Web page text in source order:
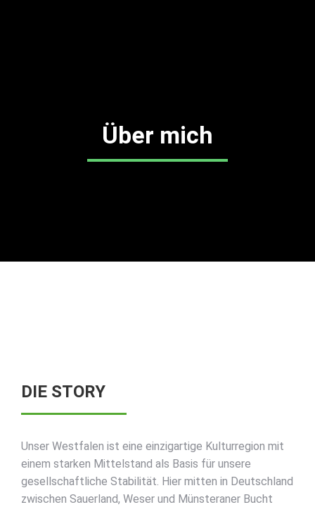
Über mich
DIE STORY
Unser Westfalen ist eine einzigartige Kulturregion mit
einem starken Mittelstand als Basis für unsere
gesellschaftliche Stabilität. Hier mitten in Deutschland
zwischen Sauerland, Weser und Münsteraner Bucht